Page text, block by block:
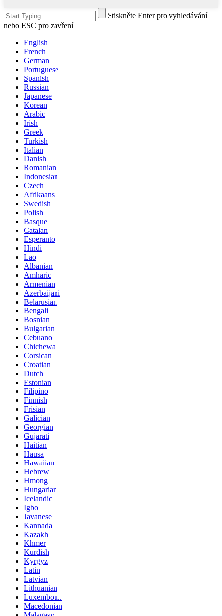
Stiskněte Enter pro vyhledávání
nebo ESC pro zavření
English
French
German
Portuguese
Spanish
Russian
Japanese
Korean
Arabic
Irish
Greek
Turkish
Italian
Danish
Romanian
Indonesian
Czech
Afrikaans
Swedish
Polish
Basque
Catalan
Esperanto
Hindi
Lao
Albanian
Amharic
Armenian
Azerbaijani
Belarusian
Bengali
Bosnian
Bulgarian
Cebuano
Chichewa
Corsican
Croatian
Dutch
Estonian
Filipino
Finnish
Frisian
Galician
Georgian
Gujarati
Haitian
Hausa
Hawaiian
Hebrew
Hmong
Hungarian
Icelandic
Igbo
Javanese
Kannada
Kazakh
Khmer
Kurdish
Kyrgyz
Latin
Latvian
Lithuanian
Luxembou..
Macedonian